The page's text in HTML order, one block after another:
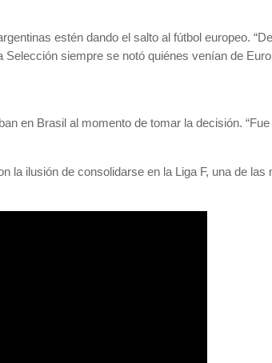
estén dando el salto al fútbol europeo.
Selección siempre se notó quiénes venían de
en Brasil al momento de tomar la decisión.
la ilusión de consolidarse en la Liga F, una de